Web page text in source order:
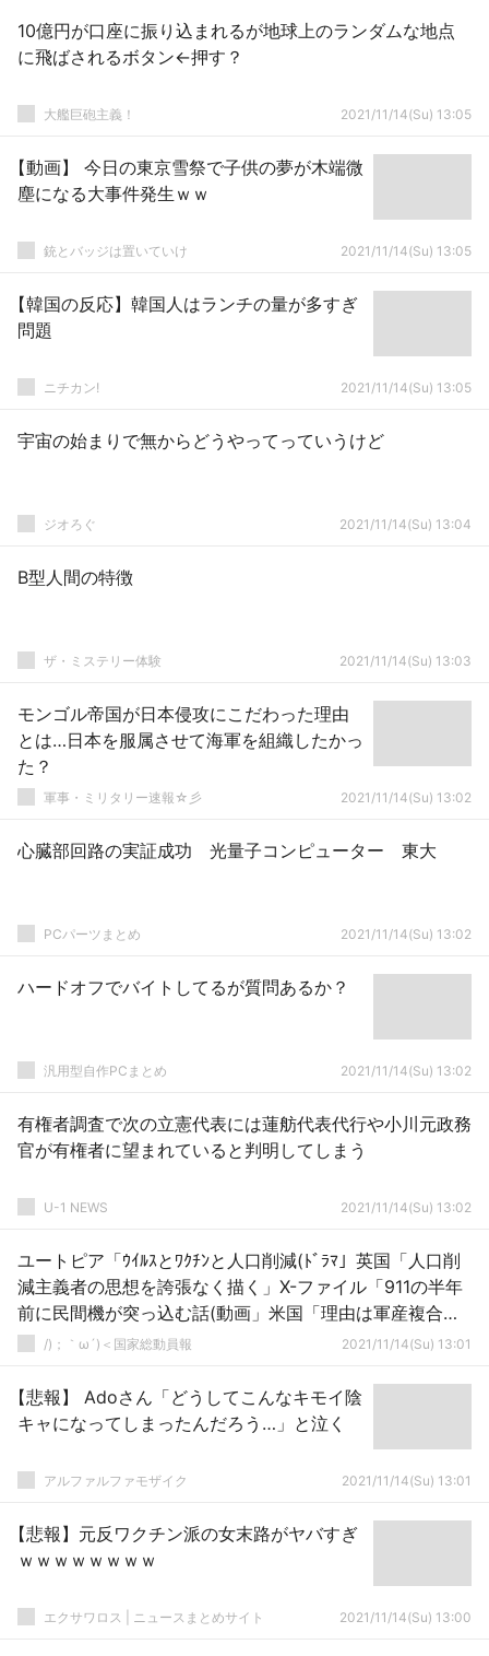
10億円が口座に振り込まれるが地球上のランダムな地点
に飛ばされるボタン←押す？
大艦巨砲主義！ 2021/11/14(Su) 13:05
【動画】 今日の東京雪祭で子供の夢が木端微
塵になる大事件発生ｗｗ
銃とバッジは置いていけ 2021/11/14(Su) 13:05
【韓国の反応】韓国人はランチの量が多すぎ
問題
ニチカン! 2021/11/14(Su) 13:05
宇宙の始まりで無からどうやってっていうけど
ジオろぐ 2021/11/14(Su) 13:04
B型人間の特徴
ザ・ミステリー体験 2021/11/14(Su) 13:03
モンゴル帝国が日本侵攻にこだわった理由
とは…日本を服属させて海軍を組織したかっ
た？
軍事・ミリタリー速報☆彡 2021/11/14(Su) 13:02
心臓部回路の実証成功 光量子コンピューター 東大
PCパーツまとめ 2021/11/14(Su) 13:02
ハードオフでバイトしてるが質問あるか？
汎用型自作PCまとめ 2021/11/14(Su) 13:02
有権者調査で次の立憲代表には蓮舫代表代行や小川元政務
官が有権者に望まれていると判明してしまう
U-1 NEWS 2021/11/14(Su) 13:02
ユートピア「ｳｲﾙｽとﾜｸﾁﾝと人口削減(ﾄﾞﾗﾏ」英国「人口削
減主義者の思想を誇張なく描く」X-ファイル「911の半年
前に民間機が突っ込む話(動画」米国「理由は軍産複合
体」→/)；｀ω´)＜国家総動員報 2021/11/14(Su) 13:01
【悲報】 Adoさん「どうしてこんなキモイ陰
キャになってしまったんだろう…」と泣く
アルファルファモザイク 2021/11/14(Su) 13:01
【悲報】元反ワクチン派の女末路がヤバすぎ
ｗｗｗｗｗｗｗｗ
エクサワロス | ニュースまとめサイト 2021/11/14(Su) 13:00